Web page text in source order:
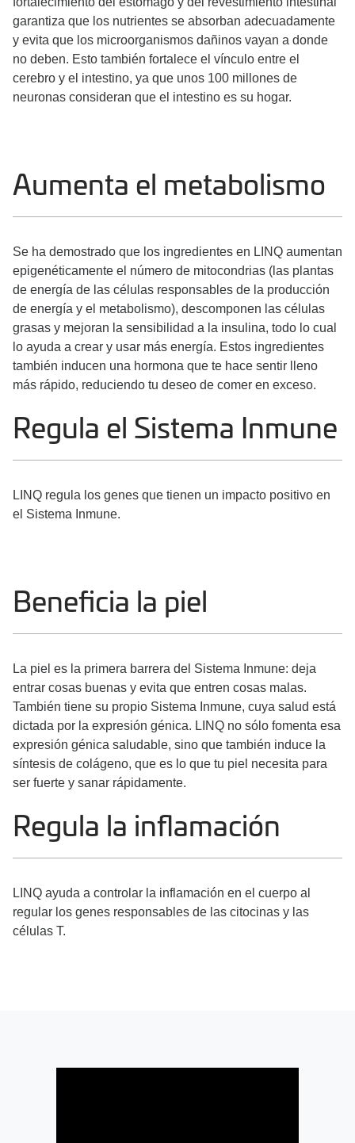
garantiza que los nutrientes se absorban adecuadamente
y evita que los microorganismos dañinos vayan a donde
no deben. Esto también fortalece el vínculo entre el
cerebro y el intestino, ya que unos 100 millones de
neuronas consideran que el intestino es su hogar.
Aumenta el metabolismo
Se ha demostrado que los ingredientes en LINQ aumentan
epigenéticamente el número de mitocondrias (las plantas
de energía de las células responsables de la producción
de energía y el metabolismo), descomponen las células
grasas y mejoran la sensibilidad a la insulina, todo lo cual
lo ayuda a crear y usar más energía. Estos ingredientes
también inducen una hormona que te hace sentir lleno
más rápido, reduciendo tu deseo de comer en exceso.
Regula el Sistema Inmune
LINQ regula los genes que tienen un impacto positivo en
el Sistema Inmune.
Beneficia la piel
La piel es la primera barrera del Sistema Inmune: deja
entrar cosas buenas y evita que entren cosas malas.
También tiene su propio Sistema Inmune, cuya salud está
dictada por la expresión génica. LINQ no sólo fomenta esa
expresión génica saludable, sino que también induce la
síntesis de colágeno, que es lo que tu piel necesita para
ser fuerte y sanar rápidamente.
Regula la inflamación
LINQ ayuda a controlar la inflamación en el cuerpo al
regular los genes responsables de las citocinas y las
células T.